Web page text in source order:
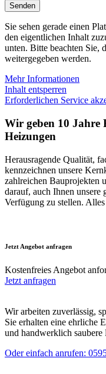
Senden
Sie sehen gerade einen
den eigentlichen Inhalt
unten. Bitte beachten Sie,
weitergegeben werden.
Mehr Informationen
Inhalt entsperren
Erforderlichen Service
Wir geben 10 Jahre
Heizungen
Herausragende Qualität,
kennzeichnen unsere
zahlreichen Bauprojekten
darauf, auch Ihnen
Verfügung zu stellen.
Jetzt Angebot anfragen
Kostenfreies Angebot
Jetzt anfragen
Wir arbeiten zuverlässig,
Sie erhalten eine ehrliche
und handwerklich saubere
Oder einfach anrufen: